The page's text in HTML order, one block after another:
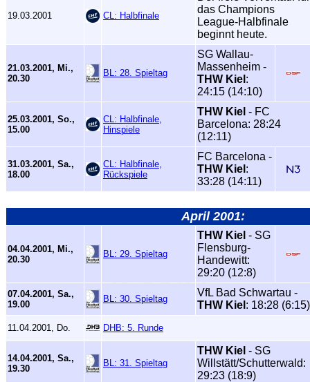
19.03.2001 CL: Halbfinale
das Champions
League-Halbfinale
beginnt heute.
21.03.2001, Mi.,
20.30
BL: 28. Spieltag
SG Wallau-
Massenheim -
THW Kiel :
24:15 (14:10)
25.03.2001, So.,
15.00
CL: Halbfinale,
Hinspiele
THW Kiel - FC
Barcelona: 28:24
(12:11)
31.03.2001, Sa.,
18.00
CL: Halbfinale,
Rückspiele
FC Barcelona -
THW Kiel :
33:28 (14:11)
April 2001:
04.04.2001, Mi.,
20.30
BL: 29. Spieltag
THW Kiel - SG
Flensburg-
Handewitt:
29:20 (12:8)
07.04.2001, Sa.,
19.00
BL: 30. Spieltag
VfL Bad Schwartau -
THW Kiel : 18:28 (6:15)
11.04.2001, Do. DHB: 5. Runde
14.04.2001, Sa.,
19.30
BL: 31. Spieltag
THW Kiel - SG
Willstätt/Schutterwald:
29:23 (18:9)